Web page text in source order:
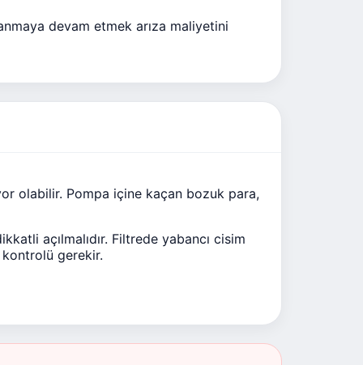
devam etmek arıza maliyetini
olabilir. Pompa içine kaçan bozuk para,
açılmalıdır. Filtrede yabancı cisim
gerekir.